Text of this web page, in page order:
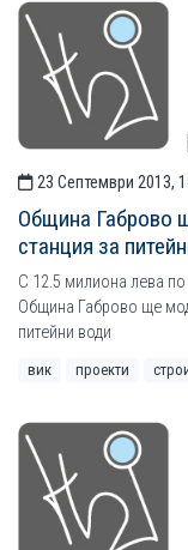
23 Септември 2013,
Община Габрово
станция за
С 12.5 милиона лева
Община Габрово ще
питейни води
вик проекти